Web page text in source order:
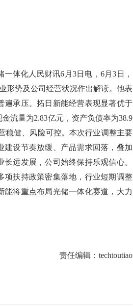
体化人民财讯6月3日电，6月3日，
形势及公司经营状况作出解读。他表
遍承压。拓日新能经营表现显著优于
流量为2.83亿元，资产负债率为38.9
稳健、风险可控。本次行业调整主要
建设节奏放缓、产品需求回落，叠加
远发展，公司始终保持乐观信心。
项扶持政策密集落地，行业短期调整
将重点布局光储一体化赛道，大力
责任编辑：techtoutiao